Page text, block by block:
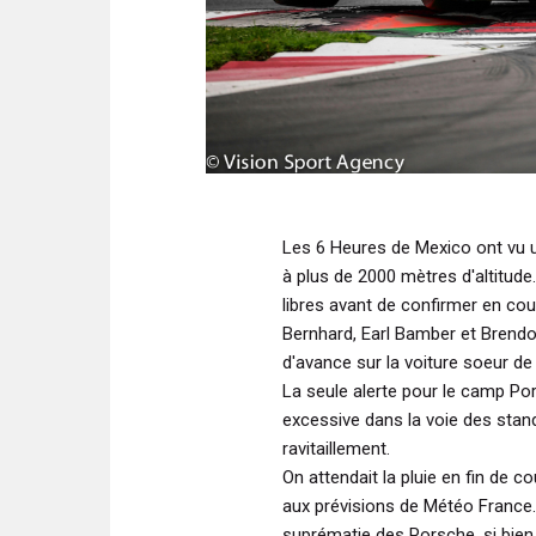
Les 6 Heures de Mexico ont vu
à plus de 2000 mètres
libres avant de confirmer en
Bernhard, Earl Bamber et
d'avance sur la voiture soeur
La seule alerte pour le camp
excessive dans la voie des
ravitaillement.
On attendait la pluie en fin de
aux prévisions de Météo